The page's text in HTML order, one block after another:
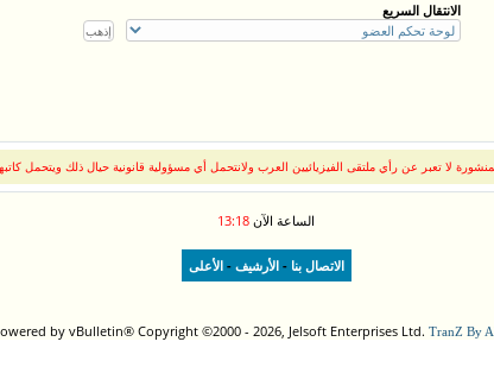
الانتقال السريع
لا تعبر عن رأي ملتقى الفيزيائيين العرب ولانتحمل أي مسؤولية قانونية حيال ذلك ويتحمل
الساعة الآن 13:18
الاتصال بنا -الأرشيف -الأعلى
by vBulletin® Copyright ©2000 - 2026, Jelsoft Enterprises Ltd. TranZ By